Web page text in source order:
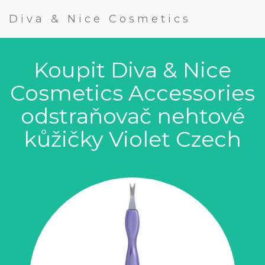
Diva & Nice Cosmetics
Koupit Diva & Nice
Cosmetics Accessories
odstraňovač nehtové
kůžičky Violet Czech